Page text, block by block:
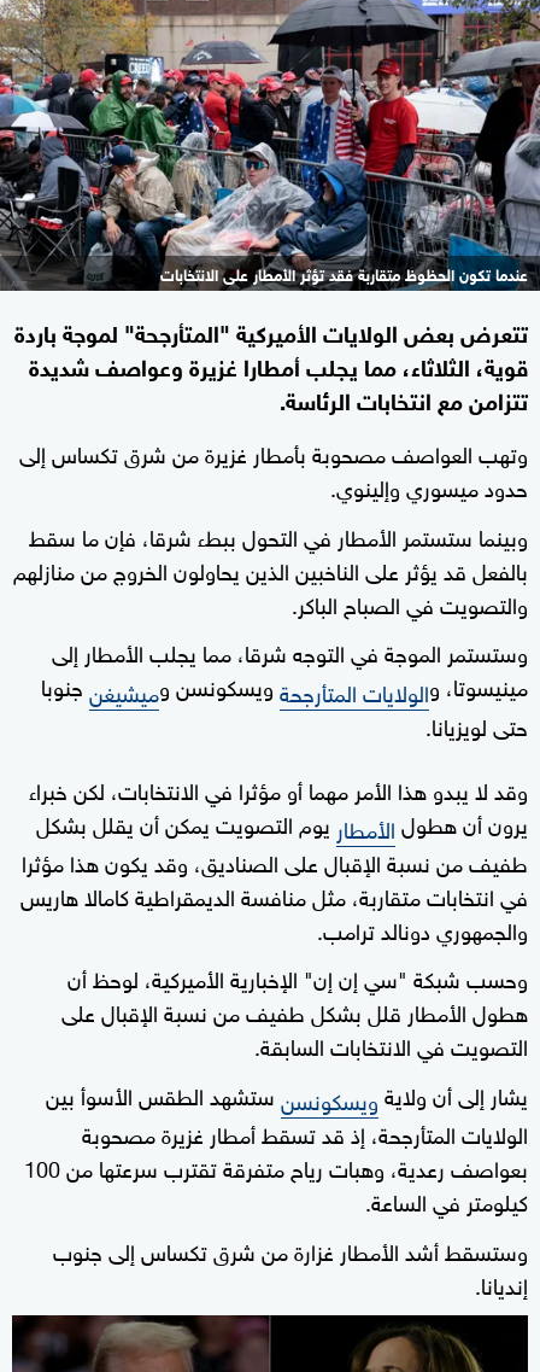
عندما تكون الحظوظ متقاربة فقد تؤثر الأمطار على الانتخابات
تتعرض بعض الولايات الأميركية "المتأرجحة" لموجة باردة
قوية، الثلاثاء، مما يجلب أمطارا غزيرة وعواصف شديدة
تتزامن مع انتخابات الرئاسة.
وتهب العواصف مصحوبة بأمطار غزيرة من شرق تكساس إلى
حدود ميسوري وإلينوي.
وبينما ستستمر الأمطار في التحول ببطء شرقا، فإن ما سقط
بالفعل قد يؤثر على الناخبين الذين يحاولون الخروج من منازلهم
والتصويت في الصباح الباكر.
وستستمر الموجة في التوجه شرقا، مما يجلب الأمطار إلى
مينيسوتا، والولايات المتأرجحةويسكونسن وميشيغنجنوبا
حتى لويزيانا.
وقد لا يبدو هذا الأمر مهما أو مؤثرا في الانتخابات، لكن خبراء
يرون أن هطولالأمطار يوم التصويت يمكن أن يقلل بشكل
طفيف من نسبة الإقبال على الصناديق، وقد يكون هذا مؤثرا
في انتخابات متقاربة، مثل منافسة الديمقراطية كامالا هاريس
والجمهوري دونالد ترامب.
وحسب شبكة "سي إن إن" الإخبارية الأميركية، لوحظ أن
هطول الأمطار قلل بشكل طفيف من نسبة الإقبال على
التصويت في الانتخابات السابقة.
يشار إلى أن ولايةويسكونسنستشهد الطقس الأسوأ بين
الولايات المتأرجحة، إذ قد تسقط أمطار غزيرة مصحوبة
بعواصف رعدية، وهبات رياح متفرقة تقترب سرعتها من 100
كيلومتر في الساعة.
وستسقط أشد الأمطار غزارة من شرق تكساس إلى جنوب
إنديانا.
0
seconds